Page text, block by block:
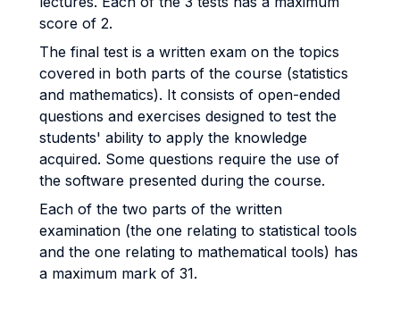
score of 2.
The final test is a written exam on the topics
covered in both parts of the course (statistics
and mathematics). It consists of open-ended
questions and exercises designed to test the
students' ability to apply the knowledge
acquired. Some questions require the use of
the software presented during the course.
Each of the two parts of the written
examination (the one relating to statistical tools
and the one relating to mathematical tools) has
a maximum mark of 31.